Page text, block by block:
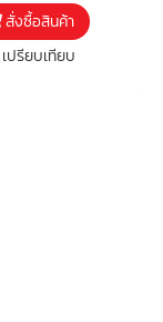
สั่งซื้อสินค้า
เปรียบเทียบ